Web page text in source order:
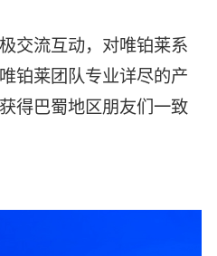
交流互动，对唯铂莱系
铂莱团队专业详尽的产
得巴蜀地区朋友们一致